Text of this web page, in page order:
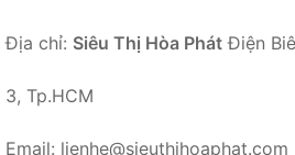
Địa chỉ: Siêu Thị Hòa Phát Điện
3, Tp.HCM
Email: lienhe@sieuthihoaphat.com